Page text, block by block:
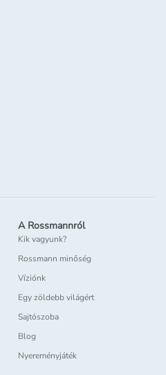
A Rossmannról
Kik vagyunk?
Rossmann minőség
Víziónk
Egy zöldebb világért
Sajtószoba
Blog
Nyereményjáték